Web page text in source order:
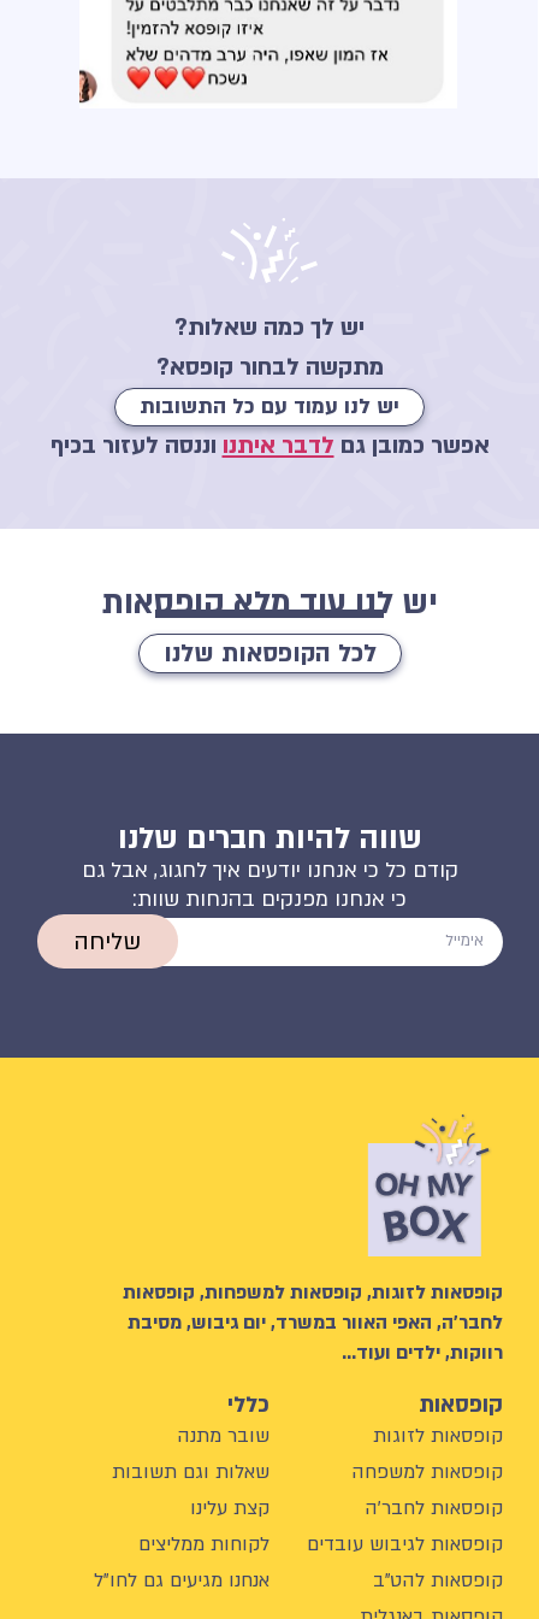
יש לך כמה שאלות?
מתקשה לבחור קופסא?
יש לנו עמוד עם כל התשובות
אפשר כמובן גם לדבר איתנו וננסה לעזור בכיף
יש לנו עוד מלא קופסאות
לכל הקופסאות שלנו
שווה להיות חברים שלנו
קודם כל כי אנחנו יודעים איך לחגוג, אבל גם
כי אנחנו מפנקים בהנחות שוות:
שליחה
קופסאות לזוגות, קופסאות למשפחות, קופסאות
לחבר’ה, האפי האוור במשרד, יום גיבוש, מסיבת
רווקות, ילדים ועוד…
קופסאות
קופסאות לזוגות
קופסאות למשפחה
קופסאות לחבר'ה
קופסאות לגיבוש עובדים
קופסאות להט"ב
כללי
שובר מתנה
שאלות וגם תשובות
קצת עלינו
לקוחות ממליצים
אנחנו מגיעים גם לחו"ל